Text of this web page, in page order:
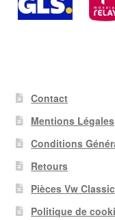
Contact
Mentions Légales
Conditions
Retours
Pièces Vw
Politique de